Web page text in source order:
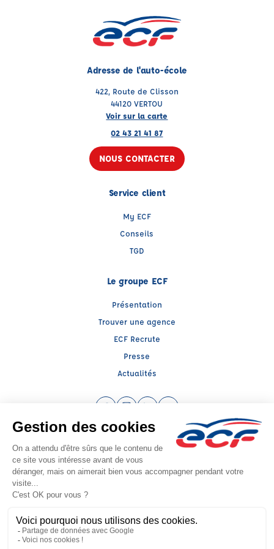
Adresse de l'auto-école
422, Route de Clisson
44120 VERTOU
Voir sur la carte
02 43 21 41 87
NOUS CONTACTER
Service client
My ECF
Conseils
TGD
Le groupe ECF
Présentation
Trouver une agence
ECF Recrute
Presse
Actualités
Facebook (nouvelle fenêtre)
Instagram (nouvelle fenêtre)
LinkedIn (nouvelle fenêtre)
YouTube (nouvelle
Raison sociale : ECF CER CENTRE ATLANTIQUE - Capital social: 2500000€
SIREN: 312379266 - Numéro de TVA intracommunautaire: FR 52 312379266
Agrément n°E1404400270
Siège social : RN 11 - Rte de la Mothe Les Champs Dorés, LA CRECHE (79260) -